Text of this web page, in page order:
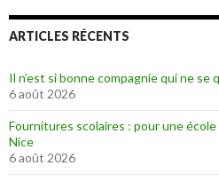
ARTICLES RÉCENTS
Il n’est si bonne compagnie qui ne se
6 août 2026
Fournitures scolaires : pour une
Nice
6 août 2026